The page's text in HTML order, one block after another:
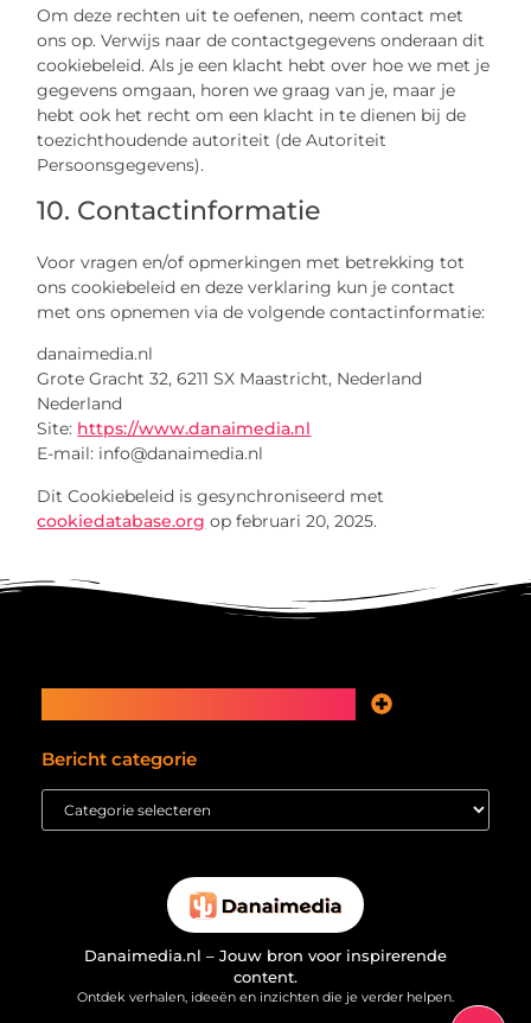
Om deze rechten uit te oefenen, neem contact met
ons op. Verwijs naar de contactgegevens onderaan dit
cookiebeleid. Als je een klacht hebt over hoe we met je
gegevens omgaan, horen we graag van je, maar je
hebt ook het recht om een klacht in te dienen bij de
toezichthoudende autoriteit (de Autoriteit
Persoonsgegevens).
10. Contactinformatie
Voor vragen en/of opmerkingen met betrekking tot
ons cookiebeleid en deze verklaring kun je contact
met ons opnemen via de volgende contactinformatie:
danaimedia.nl
Grote Gracht 32, 6211 SX Maastricht, Nederland
Nederland
Site: https://www.danaimedia.nl
E-mail: info@danaimedia.nl
Dit Cookiebeleid is gesynchroniseerd met
cookiedatabase.org op februari 20, 2025.
Bericht categorie
Danaimedia.nl – Jouw bron voor inspirerende
content.
Ontdek verhalen, ideeën en inzichten die je verder helpen.